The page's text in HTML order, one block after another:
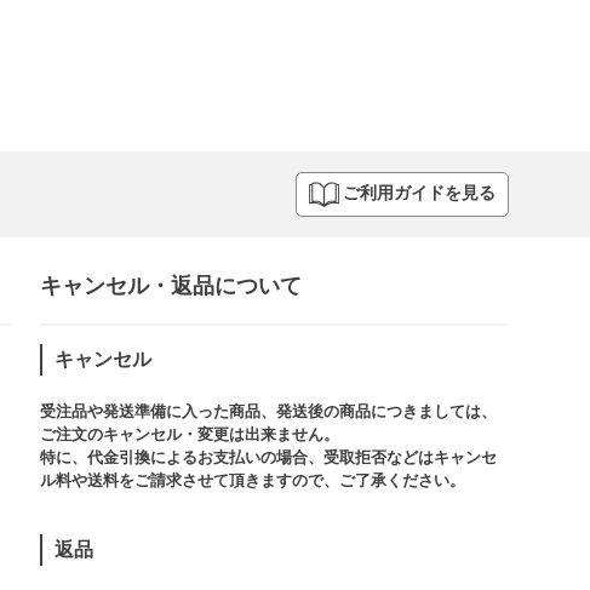
ご利用ガイドを見る
キャンセル・返品について​
キャンセル
受注品や発送準備に入った商品、発送後の商品につきましては、
ご注文のキャンセル・変更は出来ません。​
特に、代金引換によるお支払いの場合、受取拒否などはキャンセ
ル料や送料をご請求させて頂きますので、ご了承ください。​
返品